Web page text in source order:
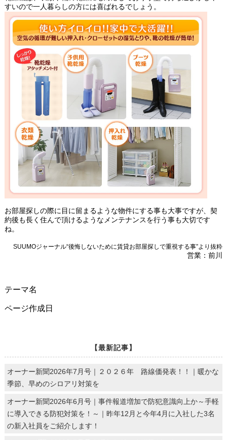
すいので一人暮らしの方には喜ばれるでしょう。
お部屋探しの際に目に留まるような物件にする事も大事ですが、契
約後も長く住んで頂けるようなメンテナンスを行う事も大切です
ね。
SUUMOジャーナル“後悔しないために賃貸お部屋探しで重視する事”より抜粋
営業：前川
テーマ名
ページ作成日
【最新記事】
オーナー新聞2026年7月号｜２０２６年 路線価発表！！｜暖かな
季節、早めのシロアリ対策を
オーナー新聞2026年6月号｜事件報道増加で防犯意識向上か～手軽
に導入できる防犯対策を！～｜昨年12月と今年4月に入社した3名
の新入社員をご紹介します！